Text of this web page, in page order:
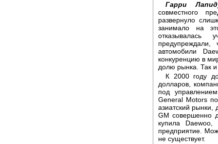
Гарри
совместного
развернуло
занимало на
отказывалась
автомобили
конкуренцию в
долю рынка. Так
К 2000 году
долларов,
под
General Motors
азиатский
GM совершенно
купила Daewoo,
предприятие.
не существует.